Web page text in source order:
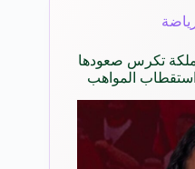
تكرس صعودها
المواهب